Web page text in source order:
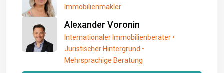
Immobilienmakler
Alexander Voronin
Internationaler Immobilienberater •
Juristischer Hintergrund •
Mehrsprachige Beratung